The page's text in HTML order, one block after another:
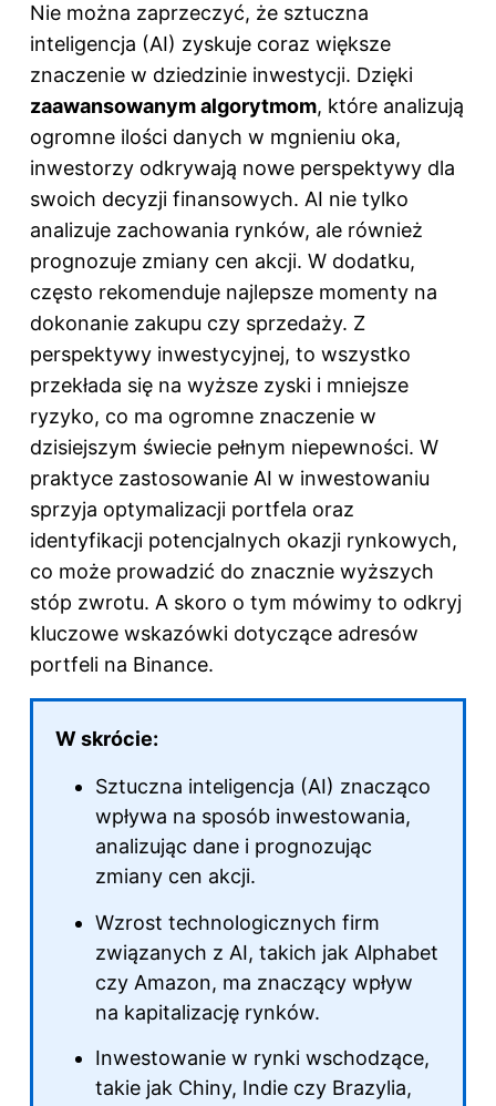
c
e
b
o
o
k
er
e
st
d
di
t
m
bl
r
k
e
dI
n
Nie można zaprzeczyć, że sztuczna
inteligencja (AI) zyskuje coraz większe
znaczenie w dziedzinie inwestycji. Dzięki
zaawansowanym algorytmom, które analizują
ogromne ilości danych w mgnieniu oka,
inwestorzy odkrywają nowe perspektywy dla
swoich decyzji finansowych. AI nie tylko
analizuje zachowania rynków, ale również
prognozuje zmiany cen akcji. W dodatku,
często rekomenduje najlepsze momenty na
dokonanie zakupu czy sprzedaży. Z
perspektywy inwestycyjnej, to wszystko
przekłada się na wyższe zyski i mniejsze
ryzyko, co ma ogromne znaczenie w
dzisiejszym świecie pełnym niepewności. W
praktyce zastosowanie AI w inwestowaniu
sprzyja optymalizacji portfela oraz
identyfikacji potencjalnych okazji rynkowych,
co może prowadzić do znacznie wyższych
stóp zwrotu. A skoro o tym mówimy to odkryj
kluczowe wskazówki dotyczące adresów
portfeli na Binance.
W skrócie:
Sztuczna inteligencja (AI) znacząco
wpływa na sposób inwestowania,
analizując dane i prognozując
zmiany cen akcji.
Wzrost technologicznych firm
związanych z AI, takich jak Alphabet
czy Amazon, ma znaczący wpływ
na kapitalizację rynków.
Inwestowanie w rynki wschodzące,
takie jak Chiny, Indie czy Brazylia,